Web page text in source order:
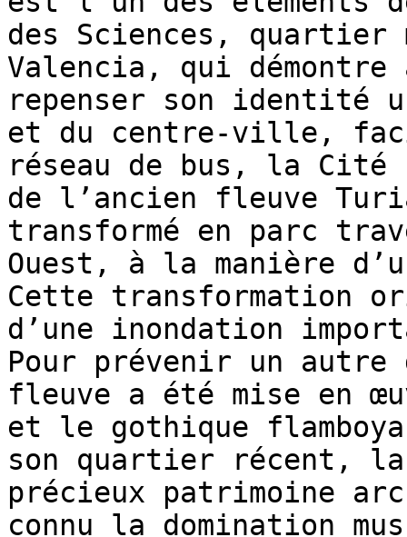
des Sciences, quartier
Valencia, qui
repenser son identité
et du centre-ville,
réseau de bus, la Cité
de l’ancien fleuve
transformé en parc
Ouest, à la manière
Cette transformation
d’une inondation
Pour prévenir un autre
fleuve a été mise en
et le gothique
son quartier récent,
précieux patrimoine
connu la domination